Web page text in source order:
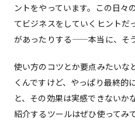
ントをやっています。この日々
てビジネスをしていくヒントだ
があったりする——本当に、そ
使い方のコツとか要点みたいな
くんですけど、やっぱり最終的
と、その効果は実感できないか
紹介するツールはぜひ使ってみ